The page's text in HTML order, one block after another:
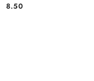
Cena:
8.50